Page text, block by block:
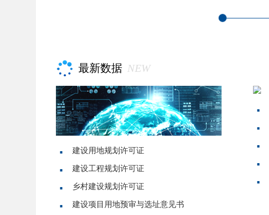
最新数据 NEW
建设用地规划许可证
建设工程规划许可证
乡村建设规划许可证
建设项目用地预审与选址意见书